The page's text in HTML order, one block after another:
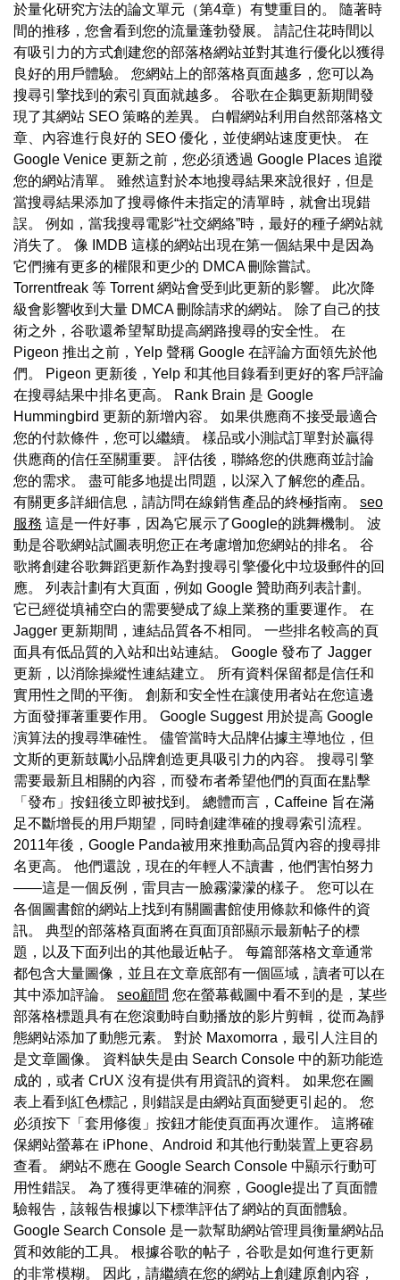
於量化研究方法的論文單元（第4章）有雙重目的。 隨著時
間的推移，您會看到您的流量蓬勃發展。 請記住花時間以
有吸引力的方式創建您的部落格網站並對其進行優化以獲得
良好的用戶體驗。 您網站上的部落格頁面越多，您可以為
搜尋引擎找到的索引頁面就越多。 谷歌在企鵝更新期間發
現了其網站 SEO 策略的差異。 白帽網站利用自然部落格文
章、內容進行良好的 SEO 優化，並使網站速度更快。 在
Google Venice 更新之前，您必須透過 Google Places 追蹤
您的網站清單。 雖然這對於本地搜尋結果來說很好，但是
當搜尋結果添加了搜尋條件未指定的清單時，就會出現錯
誤。 例如，當我搜尋電影“社交網絡”時，最好的種子網站就
消失了。 像 IMDB 這樣的網站出現在第一個結果中是因為
它們擁有更多的權限和更少的 DMCA 刪除嘗試。
Torrentfreak 等 Torrent 網站會受到此更新的影響。 此次降
級會影響收到大量 DMCA 刪除請求的網站。 除了自己的技
術之外，谷歌還希望幫助提高網路搜尋的安全性。 在
Pigeon 推出之前，Yelp 聲稱 Google 在評論方面領先於他
們。 Pigeon 更新後，Yelp 和其他目錄看到更好的客戶評論
在搜尋結果中排名更高。 Rank Brain 是 Google
Hummingbird 更新的新增內容。 如果供應商不接受最適合
您的付款條件，您可以繼續。 樣品或小測試訂單對於贏得
供應商的信任至關重要。 評估後，聯絡您的供應商並討論
您的需求。 盡可能多地提出問題，以深入了解您的產品。
有關更多詳細信息，請訪問在線銷售產品的終極指南。 seo
服務 這是一件好事，因為它展示了Google的跳舞機制。 波
動是谷歌網站試圖表明您正在考慮增加您網站的排名。 谷
歌將創建谷歌舞蹈更新作為對搜尋引擎優化中垃圾郵件的回
應。 列表計劃有大頁面，例如 Google 贊助商列表計劃。
它已經從填補空白的需要變成了線上業務的重要運作。 在
Jagger 更新期間，連結品質各不相同。 一些排名較高的頁
面具有低品質的入站和出站連結。 Google 發布了 Jagger
更新，以消除操縱性連結建立。 所有資料保留都是信任和
實用性之間的平衡。 創新和安全性在讓使用者站在您這邊
方面發揮著重要作用。 Google Suggest 用於提高 Google
演算法的搜尋準確性。 儘管當時大品牌佔據主導地位，但
文斯的更新鼓勵小品牌創造更具吸引力的內容。 搜尋引擎
需要最新且相關的內容，而發布者希望他們的頁面在點擊
「發布」按鈕後立即被找到。 總體而言，Caffeine 旨在滿
足不斷增長的用戶期望，同時創建準確的搜尋索引流程。
2011年後，Google Panda被用來推動高品質內容的搜尋排
名更高。 他們還說，現在的年輕人不讀書，他們害怕努力
——這是一個反例，雷貝吉一臉霧濛濛的樣子。 您可以在
各個圖書館的網站上找到有關圖書館使用條款和條件的資
訊。 典型的部落格頁面將在頁面頂部顯示最新帖子的標
題，以及下面列出的其他最近帖子。 每篇部落格文章通常
都包含大量圖像，並且在文章底部有一個區域，讀者可以在
其中添加評論。 seo顧問 您在螢幕截圖中看不到的是，某些
部落格標題具有在您滾動時自動播放的影片剪輯，從而為靜
態網站添加了動態元素。 對於 Maxomorra，最引人注目的
是文章圖像。 資料缺失是由 Search Console 中的新功能造
成的，或者 CrUX 沒有提供有用資訊的資料。 如果您在圖
表上看到紅色標記，則錯誤是由網站頁面變更引起的。 您
必須按下「套用修復」按鈕才能使頁面再次運作。 這將確
保網站螢幕在 iPhone、Android 和其他行動裝置上更容易
查看。 網站不應在 Google Search Console 中顯示行動可
用性錯誤。 為了獲得更準確的洞察，Google提出了頁面體
驗報告，該報告根據以下標準評估了網站的頁面體驗。
Google Search Console 是一款幫助網站管理員衡量網站品
質和效能的工具。 根據谷歌的帖子，谷歌是如何進行更新
的非常模糊。 因此，請繼續在您的網站上創建原創內容，